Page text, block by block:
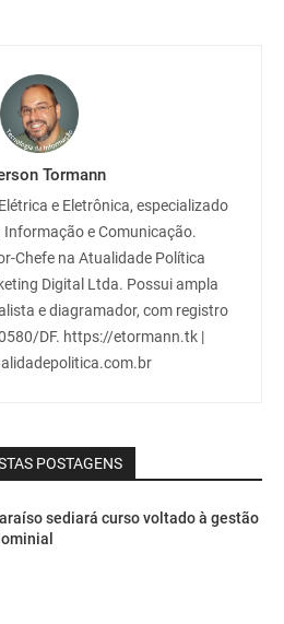
Tormann
e Eletrônica, especializado
Informação e Comunicação.
Chefe na Atualidade Política
Digital Ltda. Possui ampla
e diagramador, com registro
DF. https://etormann.tk |
POSTAGENS
sediará curso voltado à gestão